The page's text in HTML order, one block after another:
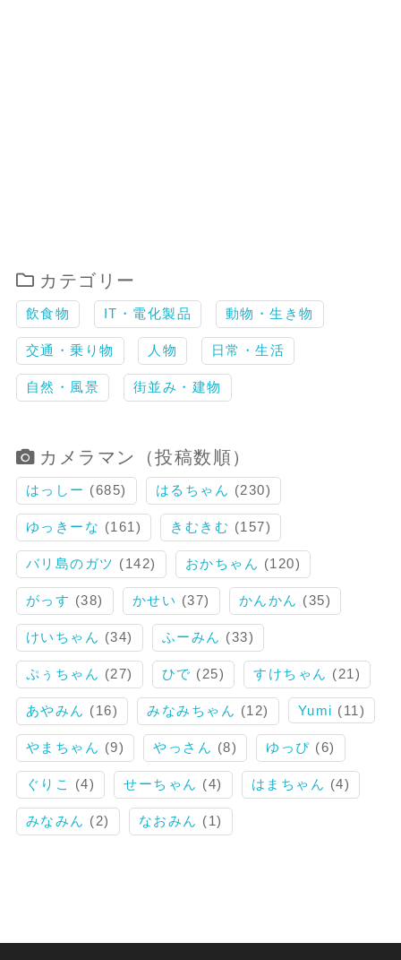
カテゴリー
飲食物 IT・電化製品 動物・生き物
交通・乗り物 人物 日常・生活
自然・風景 街並み・建物
カメラマン（投稿数順）
はっしー (685) はるちゃん (230)
ゆっきーな (161) きむきむ (157)
バリ島のガツ (142) おかちゃん (120)
がっす (38) かせい (37) かんかん (35)
けいちゃん (34) ふーみん (33)
ぷぅちゃん (27) ひで (25) すけちゃん (21)
あやみん (16) みなみちゃん (12) Yumi (11)
やまちゃん (9) やっさん (8) ゆっぴ (6)
ぐりこ (4) せーちゃん (4) はまちゃん (4)
みなみん (2) なおみん (1)